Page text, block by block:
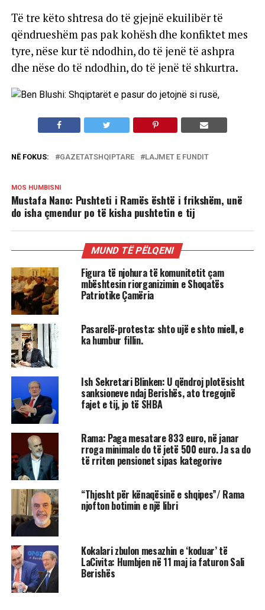
Të tre këto shtresa do të gjejnë ekuilibër të
qëndrueshëm pas pak kohësh dhe konfiktet mes
tyre, nëse kur të ndodhin, do të jenë të ashpra
dhe nëse do të ndodhin, do të jenë të shkurtra.
NË FOKUS: GAZETATSHQIPTARE LAJMET E FUNDIT
MOS HUMBISNI
Mustafa Nano: Pushteti i Ramës është i frikshëm, unë
do isha çmendur po të kisha pushtetin e tij
MUND TË PËLQENI
Figura të njohura të komunitetit çam
mbështesin riorganizimin e Shoqatës
Patriotike Çamëria
Pasarelë-protesta: shto ujë e shto miell, e
ka humbur fillin.
Ish Sekretari Blinken: U qëndroj plotësisht
sanksioneve ndaj Berishës, ato tregojnë
fajet e tij, jo të SHBA
Rama: Paga mesatare 833 euro, në janar
rroga minimale do të jetë 500 euro. Ja sa do
të rriten pensionet sipas kategorive
“Thjesht për kënaqësinë e shqipes”/ Rama
njofton botimin e një libri
Kokalari zbulon mesazhin e ‘koduar’ të
LaCivita: Humbjen në 11 maj ia faturon Sali
Berishës